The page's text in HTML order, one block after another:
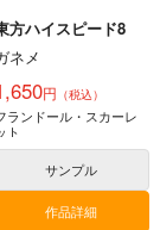
方ハイスピード8
ネメ
円 （税込）
ランドール・スカーレ
ト
サンプル
作品詳細